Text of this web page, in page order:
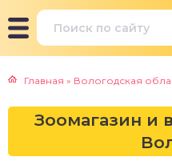
Главная » Вологодская
Зоомагазин и